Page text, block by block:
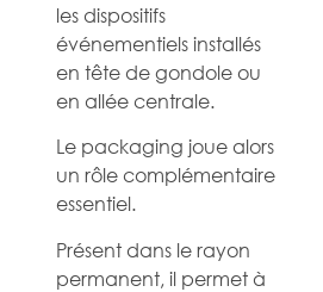
les dispositifs
événementiels installés
en tête de gondole ou
en allée centrale.
Le packaging joue alors
un rôle complémentaire
essentiel.
Présent dans le rayon
permanent, il permet à